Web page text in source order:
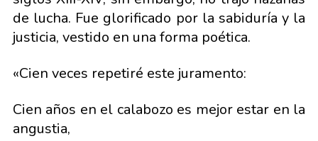
de lucha. Fue glorificado por la sabiduría y la
justicia, vestido en una forma poética.
«Cien veces repetiré este juramento:
Cien años en el calabozo es mejor estar en la
angustia,